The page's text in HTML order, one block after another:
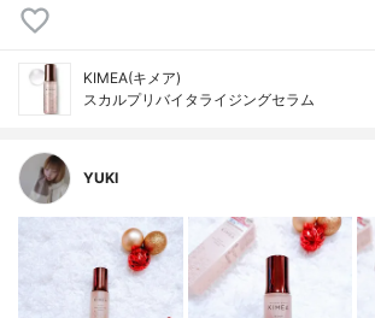
KIMEA(キメア)
スカルプリバイタライジングセラム
YUKI